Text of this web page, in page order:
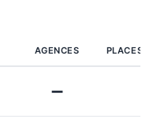
AGENCES PLACES
➖